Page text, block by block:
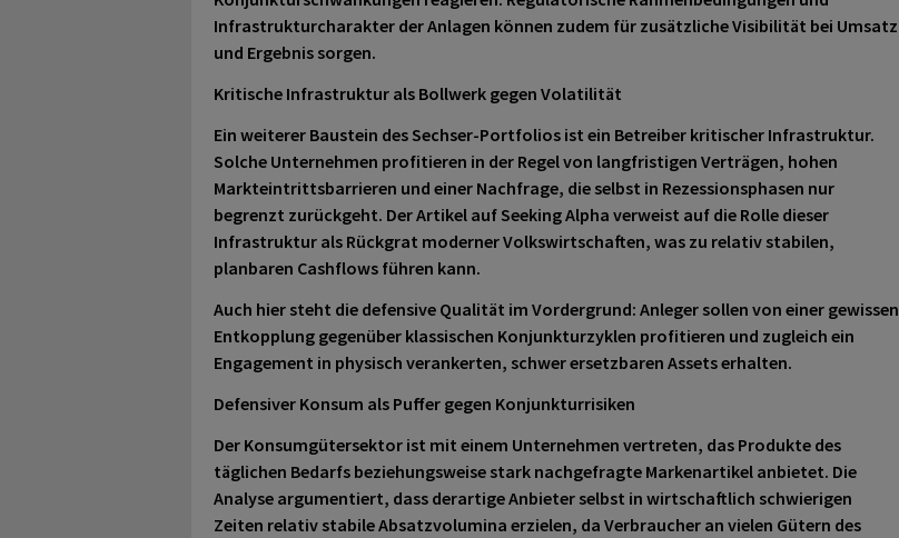
Infrastrukturcharakter der Anlagen können zudem für zusätzliche Visibilität bei Umsatz
und Ergebnis sorgen.
Kritische Infrastruktur als Bollwerk gegen Volatilität
Ein weiterer Baustein des Sechser-Portfolios ist ein Betreiber kritischer Infrastruktur.
Solche Unternehmen profitieren in der Regel von langfristigen Verträgen, hohen
Markteintrittsbarrieren und einer Nachfrage, die selbst in Rezessionsphasen nur
begrenzt zurückgeht. Der Artikel auf Seeking Alpha verweist auf die Rolle dieser
Infrastruktur als Rückgrat moderner Volkswirtschaften, was zu relativ stabilen,
planbaren Cashflows führen kann.
Auch hier steht die defensive Qualität im Vordergrund: Anleger sollen von einer gewissen
Entkopplung gegenüber klassischen Konjunkturzyklen profitieren und zugleich ein
Engagement in physisch verankerten, schwer ersetzbaren Assets erhalten.
Defensiver Konsum als Puffer gegen Konjunkturrisiken
Der Konsumgütersektor ist mit einem Unternehmen vertreten, das Produkte des
täglichen Bedarfs beziehungsweise stark nachgefragte Markenartikel anbietet. Die
Analyse argumentiert, dass derartige Anbieter selbst in wirtschaftlich schwierigen
Zeiten relativ stabile Absatzvolumina erzielen, da Verbraucher an vielen Gütern des